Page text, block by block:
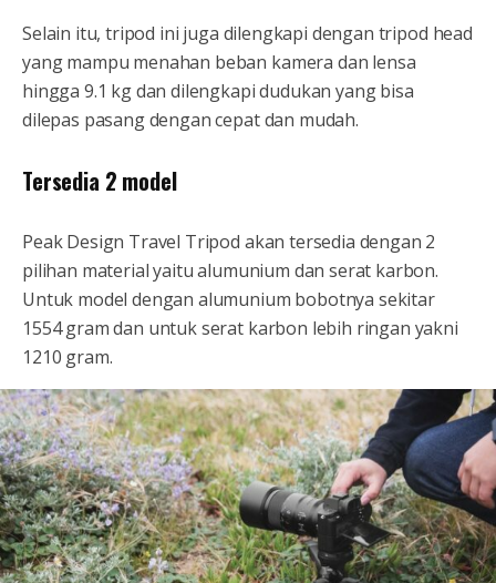
Selain itu, tripod ini juga dilengkapi dengan tripod head
yang mampu menahan beban kamera dan lensa
hingga 9.1 kg dan dilengkapi dudukan yang bisa
dilepas pasang dengan cepat dan mudah.
Tersedia 2 model
Peak Design Travel Tripod akan tersedia dengan 2
pilihan material yaitu alumunium dan serat karbon.
Untuk model dengan alumunium bobotnya sekitar
1554 gram dan untuk serat karbon lebih ringan yakni
1210 gram.